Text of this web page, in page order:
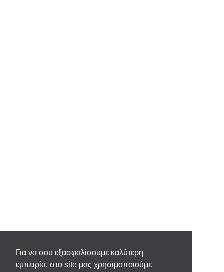
Για να σου εξασφαλίσουμε καλύτερη
εμπειρία, στο site μας χρησιμοποιούμε